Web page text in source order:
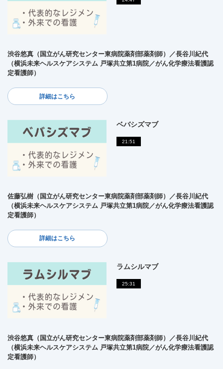
渋谷悠真（国立がん研究センター東病院薬剤部薬剤師）／長谷川紀代
（横浜未来ヘルスケアシステム 戸塚共立第1病院／がん化学療法看護認
定看護師）
詳細はこちら
ベバシズマブ
21:51
佐藤弘樹（国立がん研究センター東病院薬剤部薬剤師）／長谷川紀代
（横浜未来ヘルスケアシステム 戸塚共立第1病院／がん化学療法看護認
定看護師）
詳細はこちら
ラムシルマブ
25:31
渋谷悠真（国立がん研究センター東病院薬剤部薬剤師）／長谷川紀代
（横浜未来ヘルスケアシステム 戸塚共立第1病院／がん化学療法看護認
定看護師）